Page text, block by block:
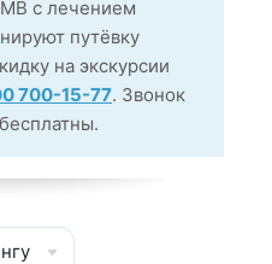
с лечением
путёвку
на экскурсии
700-15-77. Звонок